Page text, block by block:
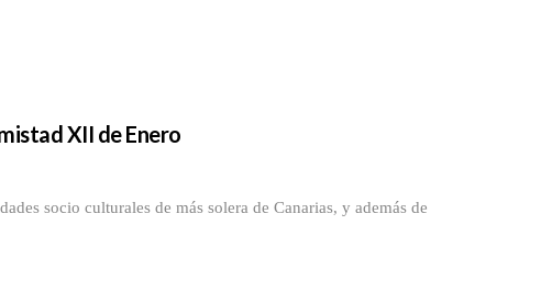
XII de Enero
socio culturales de más solera de Canarias, y además de